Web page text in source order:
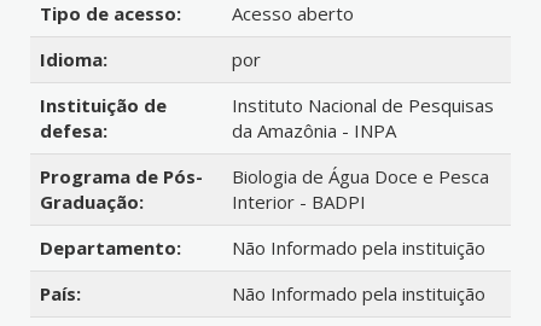
Tipo de acesso:
Acesso aberto
Idioma:
por
Instituição de
defesa:
Instituto Nacional de Pesquisas
da Amazônia - INPA
Programa de Pós-
Graduação:
Biologia de Água Doce e Pesca
Interior - BADPI
Departamento:
Não Informado pela instituição
País:
Não Informado pela instituição